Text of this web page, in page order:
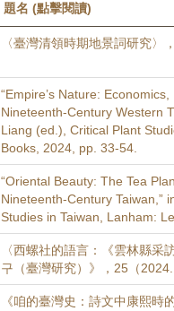
題名 (點擊閱讀)
〈臺灣清領時期地景詞研究〉
“Empire’s Nature:
Nineteenth-Century Western
Liang (ed.), Critical Plant
Books, 2024, pp. 33-54.
“Oriental Beauty: The Tea
Nineteenth-Century Taiwan,”
Studies in Taiwan, Lanham:
〈西螺社的語言：《雲林縣采
구（臺灣研究）》，25（
《咱的臺灣史：詩文中康熙